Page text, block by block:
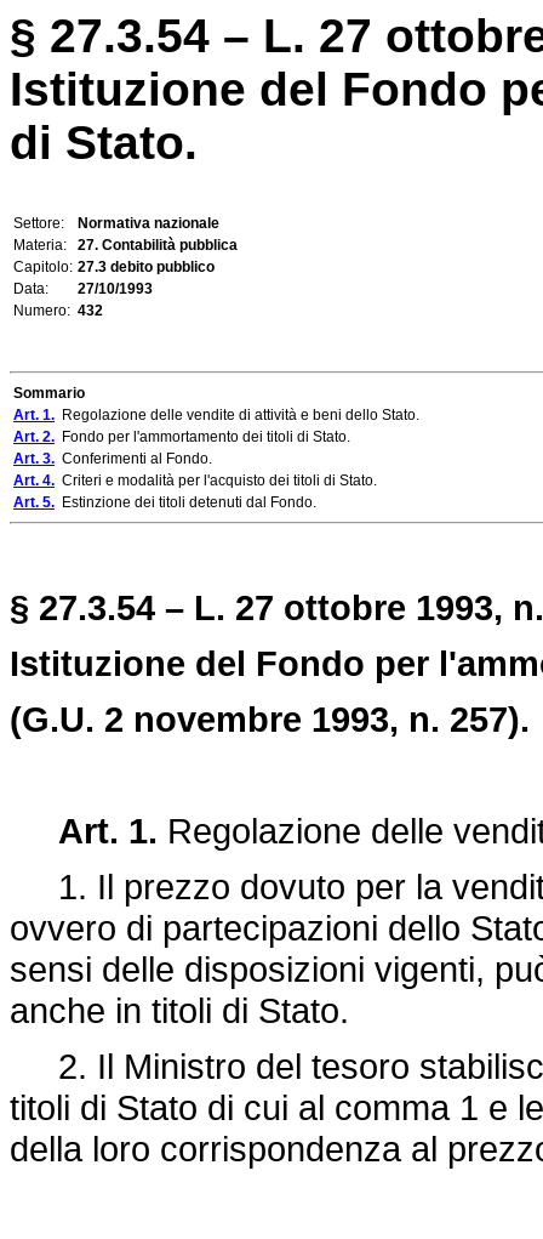
§ 27.3.54 – L. 27
Istituzione del Fondo
di Stato.
Settore:
Normativa nazionale
Materia:
27. Contabilità pubblica
Capitolo: 27.3 debito pubblico
Data:
27/10/1993
Numero: 432
Sommario
Art. 1. Regolazione delle vendite di attività e beni dello Stato.
Art. 2. Fondo per l'ammortamento dei titoli di Stato.
Art. 3. Conferimenti al Fondo.
Art. 4. Criteri e modalità per l'acquisto dei titoli di Stato.
Art. 5. Estinzione dei titoli detenuti dal Fondo.
§ 27.3.54 – L. 27 ottobre 1993,
Istituzione del Fondo per
(G.U. 2 novembre 1993, n. 257).
Art. 1. Regolazione delle
1. Il prezzo dovuto per la
ovvero di partecipazioni dello
sensi delle disposizioni vigenti,
anche in titoli di Stato.
2. Il Ministro del tesoro
titoli di Stato di cui al comma 1 e
della loro corrispondenza al